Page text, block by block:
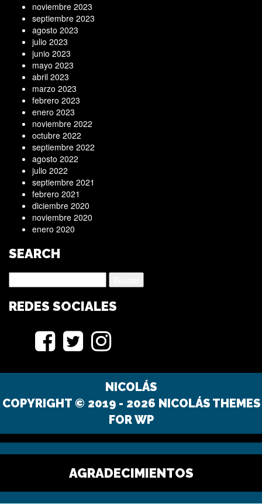
noviembre 2023
septiembre 2023
agosto 2023
julio 2023
junio 2023
mayo 2023
abril 2023
marzo 2023
febrero 2023
enero 2023
noviembre 2022
octubre 2022
septiembre 2022
agosto 2022
julio 2022
septiembre 2021
febrero 2021
diciembre 2020
noviembre 2020
enero 2020
SEARCH
REDES SOCIALES
FacebookTwitter
NICOLÁS
COPYRIGHT © 2019 - 2026 NICOLÁS THEMES
FOR WP
AGRADECIMIENTOS